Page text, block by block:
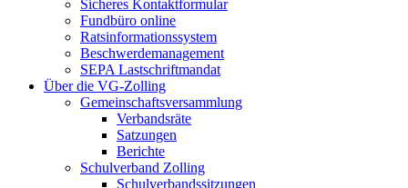
Sicheres Kontaktformular
Fundbüro online
Ratsinformationssystem
Beschwerdemanagement
SEPA Lastschriftmandat
Über die VG-Zolling
Gemeinschaftsversammlung
Verbandsräte
Satzungen
Berichte
Schulverband Zolling
Schulverbandssitzungen